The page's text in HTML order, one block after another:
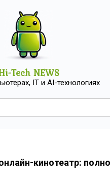
Tech NEWS
IT и AI-технологиях
кинотеатр: